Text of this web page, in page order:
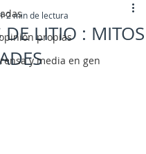
propias
y media en gen
DE LITIO : MITOS
2 min de lectura